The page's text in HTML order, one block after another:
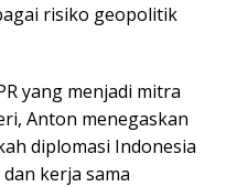
risiko geopolitik
yang menjadi mitra
Anton menegaskan
diplomasi Indonesia
kerja sama